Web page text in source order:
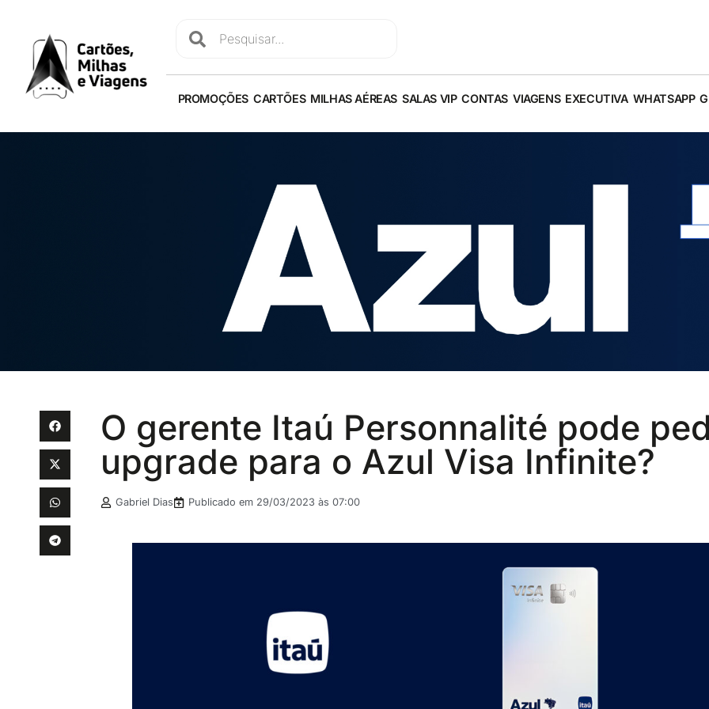
PROMOÇÕES CARTÕES MILHAS AÉREAS SALAS VIP CONTAS VIAGENS EXECUTIVA WHATSAPP
O gerente Itaú Personnalité pode
upgrade para o Azul Visa Infinite?
Gabriel Dias Publicado em 29/03/2023 às 07:00